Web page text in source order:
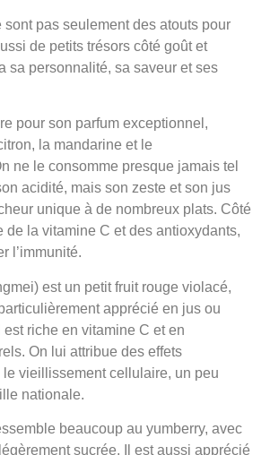
sont pas seulement des atouts pour
de petits trésors côté goût et
sa personnalité, sa saveur et ses
pour son parfum exceptionnel,
la mandarine et le
ne le consomme presque jamais tel
acidité, mais son zeste et son jus
unique à de nombreux plats. Côté
de la vitamine C et des antioxydants,
l’immunité.
est un petit fruit rouge violacé,
apprécié en jus ou
riche en vitamine C et en
On lui attribue des effets
le vieillissement cellulaire, un peu
nationale.
beaucoup au yumberry, avec
sucrée. Il est aussi apprécié